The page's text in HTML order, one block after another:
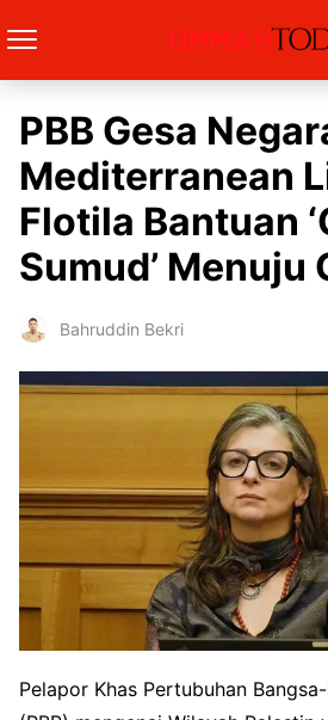
PBB Gesa
Mediterranean
Flotila Bantuan
Sumud’ Menuju
Bahruddin Bekri
Pelapor Khas Pertubuhan